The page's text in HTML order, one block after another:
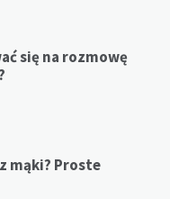
się na rozmowę
mąki? Proste